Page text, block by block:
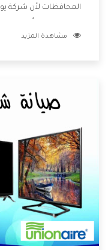
المحافظات لأن شركة
كما أنها تهتم
مشاهدة المزيد